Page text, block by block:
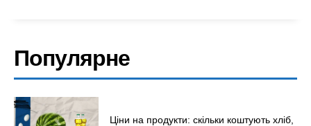
Технології
Популярне
Ціни на продукти: скільки коштують хліб,